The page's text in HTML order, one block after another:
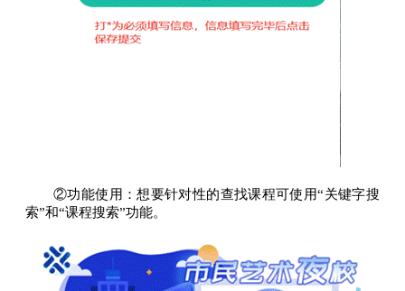
②功能使用：想要针对性的查找课程可使用“关键字搜
索”和“课程搜索”功能。